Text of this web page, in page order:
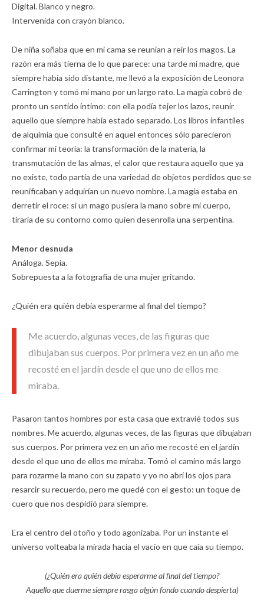
Digital. Blanco y negro.
Intervenida con crayón blanco.
De niña soñaba que en mi cama se reunían a reír los magos. La
razón era más tierna de lo que parece: una tarde mi madre, que
siempre había sido distante, me llevó a la exposición de Leonora
Carrington y tomó mi mano por un largo rato. La magia cobró de
pronto un sentido íntimo: con ella podía tejer los lazos, reunir
aquello que siempre había estado separado. Los libros infantiles
de alquimia que consulté en aquel entonces sólo parecieron
confirmar mi teoría: la transformación de la materia, la
transmutación de las almas, el calor que restaura aquello que ya
no existe, todo partía de una variedad de objetos perdidos que se
reunificaban y adquirían un nuevo nombre. La magia estaba en
derretir el roce: si un mago pusiera la mano sobre mi cuerpo,
tiraría de su contorno como quien desenrolla una serpentina.
Menor desnuda
Análoga. Sepia.
Sobrepuesta a la fotografía de una mujer gritando.
¿Quién era quién debía esperarme al final del tiempo?
Me acuerdo, algunas veces, de las figuras que
dibujaban sus cuerpos. Por primera vez en un año me
recosté en el jardín desde el que uno de ellos me
miraba.
Pasaron tantos hombres por esta casa que extravié todos sus
nombres. Me acuerdo, algunas veces, de las figuras que dibujaban
sus cuerpos. Por primera vez en un año me recosté en el jardín
desde el que uno de ellos me miraba. Tomó el camino más largo
para rozarme la mano con su zapato y yo no abrí los ojos para
resarcir su recuerdo, pero me quedé con el gesto: un toque de
cuero que nos despidió para siempre.
Era el centro del otoño y todo agonizaba. Por un instante el
universo volteaba la mirada hacia el vacío en que caía su tiempo.
(¿Quién era quién debía esperarme al final del tiempo?
Aquello que duerme siempre rasga algún fondo cuando despierta)